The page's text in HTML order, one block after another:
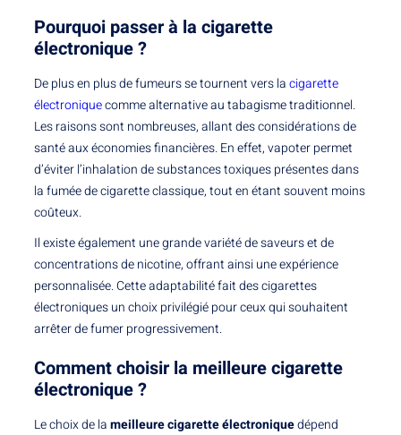
Pourquoi passer à la cigarette
électronique ?
De plus en plus de fumeurs se tournent vers lacigarette
électroniquecomme alternative au tabagisme traditionnel.
Les raisons sont nombreuses, allant des considérations de
santé aux économies financières. En effet, vapoter permet
d’éviter l’inhalation de substances toxiques présentes dans
la fumée de cigarette classique, tout en étant souvent moins
coûteux.
Il existe également une grande variété de saveurs et de
concentrations de nicotine, offrant ainsi une expérience
personnalisée. Cette adaptabilité fait des cigarettes
électroniques un choix privilégié pour ceux qui souhaitent
arrêter de fumer progressivement.
Comment choisir la meilleure cigarette
électronique ?
Le choix de lameilleure cigarette électroniquedépend